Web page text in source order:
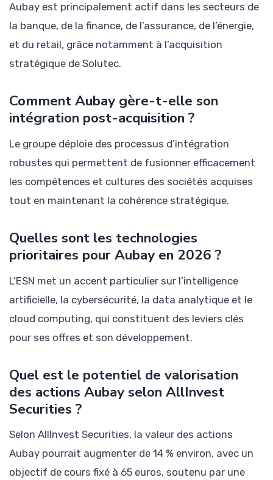
Aubay est principalement actif dans les secteurs de
la banque, de la finance, de l’assurance, de l’énergie,
et du retail, grâce notamment à l’acquisition
stratégique de Solutec.
Comment Aubay gère-t-elle son
intégration post-acquisition ?
Le groupe déploie des processus d’intégration
robustes qui permettent de fusionner efficacement
les compétences et cultures des sociétés acquises
tout en maintenant la cohérence stratégique.
Quelles sont les technologies
prioritaires pour Aubay en 2026 ?
L’ESN met un accent particulier sur l’intelligence
artificielle, la cybersécurité, la data analytique et le
cloud computing, qui constituent des leviers clés
pour ses offres et son développement.
Quel est le potentiel de valorisation
des actions Aubay selon AllInvest
Securities ?
Selon AllInvest Securities, la valeur des actions
Aubay pourrait augmenter de 14 % environ, avec un
objectif de cours fixé à 65 euros, soutenu par une